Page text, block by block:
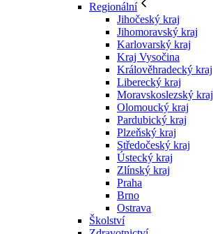
Regionální
Jihočeský kraj
Jihomoravský kraj
Karlovarský kraj
Kraj Vysočina
Králověhradecký kraj
Liberecký kraj
Moravskoslezský kraj
Olomoucký kraj
Pardubický kraj
Plzeňský kraj
Středočeský kraj
Ústecký kraj
Zlínský kraj
Praha
Brno
Ostrava
Školství